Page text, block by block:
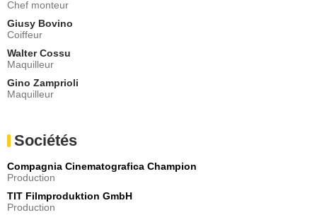
Chef monteur
Giusy Bovino
Coiffeur
Walter Cossu
Maquilleur
Gino Zamprioli
Maquilleur
Sociétés
Compagnia Cinematografica Champion
Production
TIT Filmproduktion GmbH
Production